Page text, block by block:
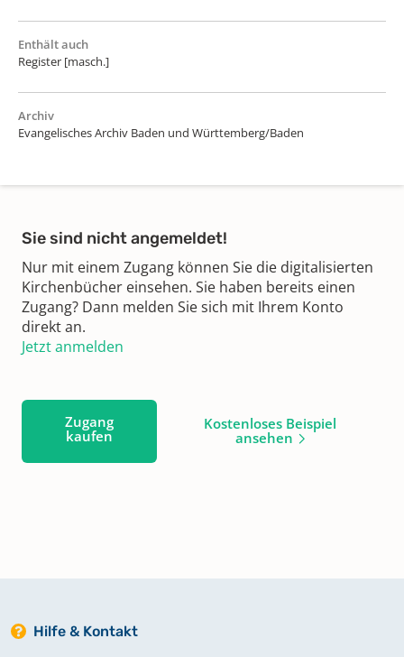
Enthält auch
Register [masch.]
Archiv
Evangelisches Archiv Baden und Württemberg/Baden
Sie sind nicht angemeldet!
Nur mit einem Zugang können Sie die digitalisierten
Kirchenbücher einsehen. Sie haben bereits einen
Zugang? Dann melden Sie sich mit Ihrem Konto
direkt an.
Jetzt anmelden
Zugang
kaufen
Kostenloses Beispiel
ansehen
Hilfe & Kontakt